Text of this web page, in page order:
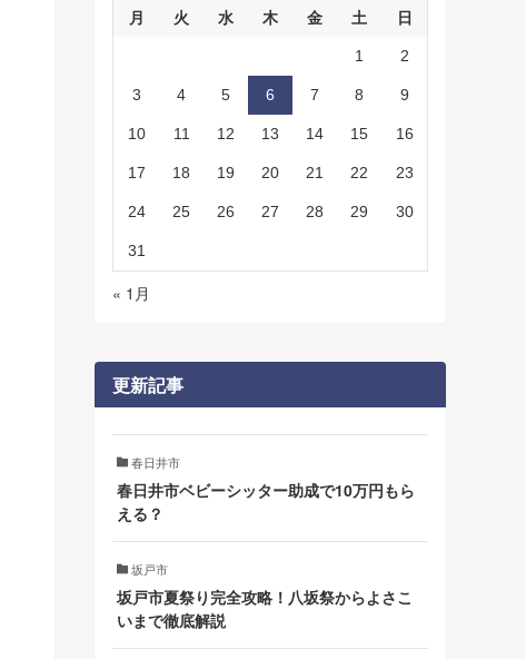
月 火 水 木 金 土 日
1 2
3 4 5 6 7 8 9
10 11 12 13 14 15 16
17 18 19 20 21 22 23
24 25 26 27 28 29 30
31
« 1月
更新記事
春日井市
春日井市ベビーシッター助成で10万円もら
える？
坂戸市
坂戸市夏祭り完全攻略！八坂祭からよさこ
いまで徹底解説